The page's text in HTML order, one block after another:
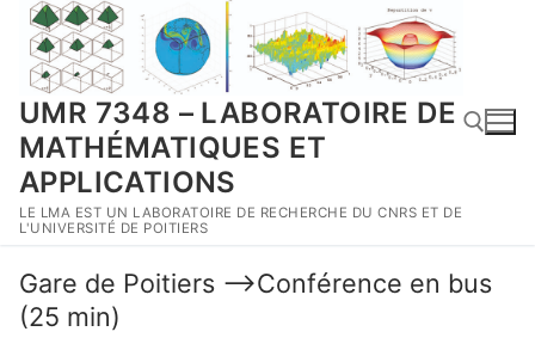
Aller
contenu
UMR 7348 – LABORATOIRE DE
MATHÉMATIQUES ET
APPLICATIONS
LE LMA EST UN LABORATOIRE DE RECHERCHE DU CNRS ET DE
L'UNIVERSITÉ DE POITIERS
Rechercher :
Gare de Poitiers –>Conférence en bus
(25 min)